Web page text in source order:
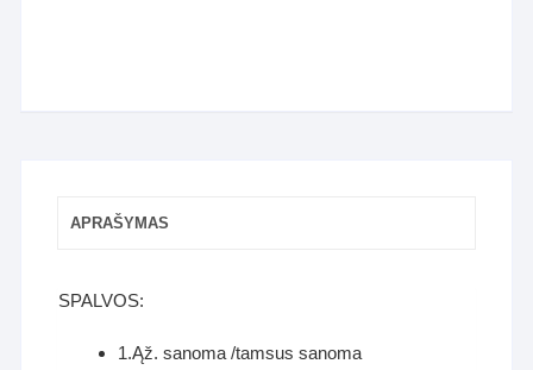
APRAŠYMAS
SPALVOS:
1.Ąž. sanoma /tamsus sanoma